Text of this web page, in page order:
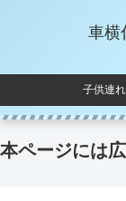
車横
子供連
本ページには